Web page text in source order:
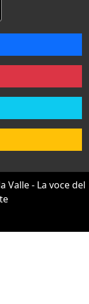
Valle - La voce del